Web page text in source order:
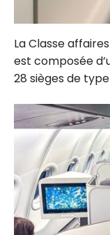
La Classe
est composée
28 sièges de type